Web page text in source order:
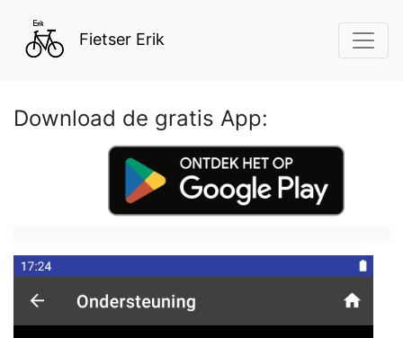
Fietser Erik
Download de gratis App: